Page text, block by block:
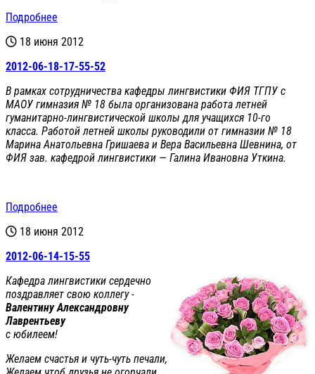
Подробнее
18 июня 2012
2012-06-18-17-55-52
В рамках сотрудничества кафедры лингвистики ФИЯ ТГПУ с
МАОУ гимназия № 18 была организована работа летней
гуманитарно-лингвистической школы для учащихся 10-го
класса. Работой летней школы руководили от гимназии № 18
Марина Анатольевна Гришаева и Вера Васильевна Шевнина, от
ФИЯ зав. кафедрой лингвистики — Галина Ивановна Уткина.
Подробнее
18 июня 2012
2012-06-14-15-55
Кафедра лингвистики сердечно
поздравляет свою коллегу -
Валентину Александровну
Лаврентьеву
с юбилеем!
Желаем счастья и чуть-чуть печали,